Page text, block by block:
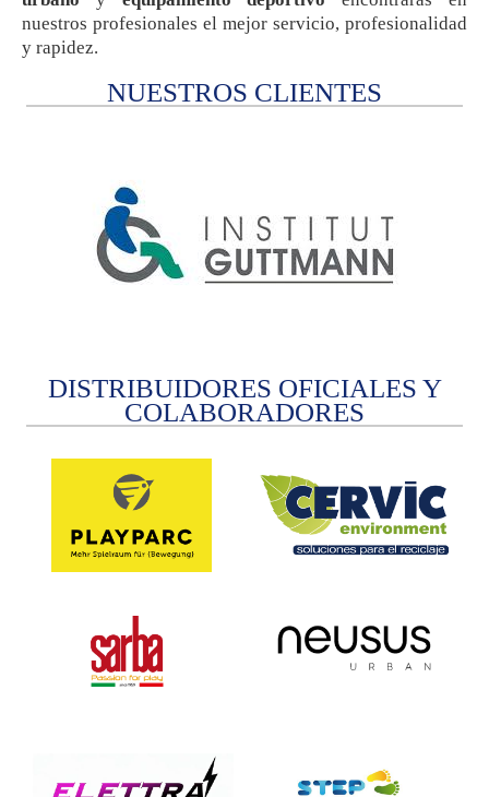
nuestros profesionales el mejor servicio, profesionalidad
y rapidez.
NUESTROS CLIENTES
DISTRIBUIDORES OFICIALES Y
COLABORADORES